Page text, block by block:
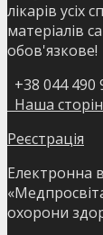
лікарів усіх
матеріалів
обов'язкове!
+38 044 490
Наша
Реєстрація
Електронна
охорони